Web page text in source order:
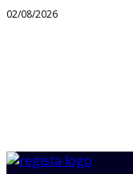
02/08/2026